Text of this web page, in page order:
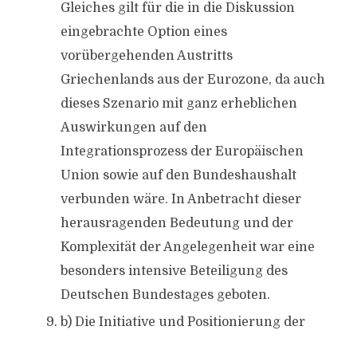
Gleiches gilt für die in die Diskussion
eingebrachte Option eines
vorübergehenden Austritts
Griechenlands aus der Eurozone, da auch
dieses Szenario mit ganz erheblichen
Auswirkungen auf den
Integrationsprozess der Europäischen
Union sowie auf den Bundeshaushalt
verbunden wäre. In Anbetracht dieser
herausragenden Bedeutung und der
Komplexität der Angelegenheit war eine
besonders intensive Beteiligung des
Deutschen Bundestages geboten.
b) Die Initiative und Positionierung der